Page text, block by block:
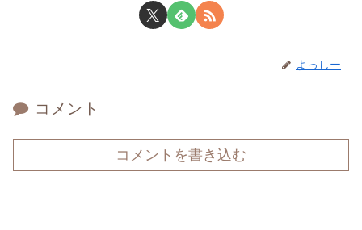
よっしー
コメント
コメントを書き込む